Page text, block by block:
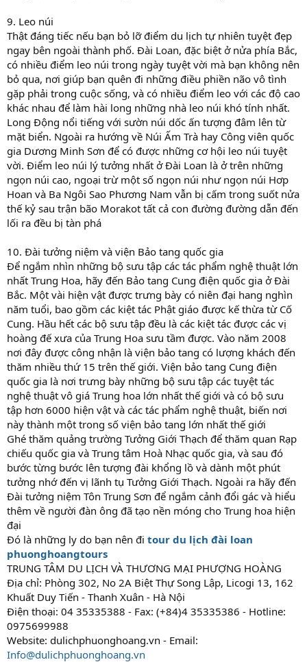
9. Leo núi
Thật đáng tiếc nếu bạn bỏ lỡ điểm du lịch tự nhiên tuyệt đẹp
ngay bên ngoài thành phố. Đài Loan, đặc biệt ở nửa phía Bắc,
có nhiều điểm leo núi trong ngày tuyệt vời mà bạn không nên
bỏ qua, nơi giúp bạn quên đi những điều phiền não vô tình
gặp phải trong cuộc sống, và có nhiều điểm leo với các độ cao
khác nhau để làm hài long những nhà leo núi khó tính nhất.
Long Động nổi tiếng với sườn núi dốc ấn tượng đâm lên từ
mặt biển. Ngoài ra hướng về Núi Ấm Trà hay Công viên quốc
gia Dương Minh Sơn để có được những cơ hội leo núi tuyệt
vời. Điểm leo núi lý tưởng nhất ở Đài Loan là ở trên những
ngọn núi cao, ngoại trừ một số ngọn núi như ngọn núi Hơp
Hoan và Ba Ngôi Sao Phương Nam vẫn bị cấm trong suốt nửa
thế kỷ sau trận bão Morakot tất cả con đường đường dẫn đến
lối ra đều bị tàn phá
10. Đài tưởng niệm và viện Bảo tang quốc gia
Để ngắm nhìn những bộ sưu tập các tác phẩm nghệ thuật lớn
nhất Trung Hoa, hãy đến Bảo tang Cung điện quốc gia ở Đài
Bắc. Một vài hiện vật được trưng bày có niên đại hang nghìn
năm tuổi, bao gồm các kiệt tác Phật giáo được kế thừa từ Cố
Cung. Hầu hết các bộ sưu tập đều là các kiệt tác được các vị
hoàng đế xưa của Trung Hoa sưu tầm được. Vào năm 2008
nơi đây được công nhận là viện bảo tang có lượng khách đến
thăm nhiều thứ 15 trên thế giới. Viện bảo tang Cung điện
quốc gia là nơi trưng bày những bộ sưu tập các tuyệt tác
nghệ thuật vô giá Trung hoa lớn nhất thế giới và có bộ sưu
tập hơn 6000 hiện vật và các tác phẩm nghệ thuật, biến nơi
này thành một trong số viện bảo tang lớn nhất thế giới
Ghé thăm quảng trường Tưởng Giới Thạch để thăm quan Rạp
chiếu quốc gia và Trung tâm Hoà Nhạc quốc gia, và sau đó
bước từng bước lên tượng đài khổng lồ và dành một phút
tưởng nhớ đến vị lãnh tụ Tưởng Giới Thạch. Ngoài ra hãy đến
Đài tưởng niệm Tôn Trung Sơn để ngắm cảnh đổi gác và hiểu
thêm về người đàn ông đã tạo nền móng cho Trung hoa hiện
đại
Đó là những ly do bạn nên đi tour du lịch đài loan
phuonghoangtours
TRUNG TÂM DU LỊCH VÀ THƯƠNG MẠI PHƯỢNG HOÀNG
Địa chỉ: Phòng 302, No 2A Biệt Thự Song Lập, Licogi 13, 162
Khuất Duy Tiến - Thanh Xuân - Hà Nội
Điện thoại: 04 35335388 - Fax: (+84)4 35335386 - Hotline:
0975699988
Website: dulichphuonghoang.vn - Email:
Info@dulichphuonghoang.vn